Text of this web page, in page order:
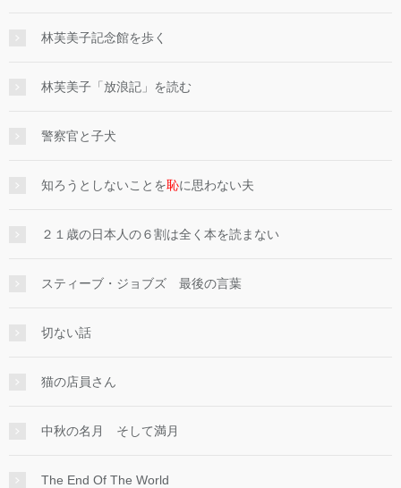
林芙美子記念館を歩く
林芙美子「放浪記」を読む
警察官と子犬
知ろうとしないことを恥に思わない夫
２１歳の日本人の６割は全く本を読まない
スティーブ・ジョブズ 最後の言葉
切ない話
猫の店員さん
中秋の名月 そして満月
The End Of The World